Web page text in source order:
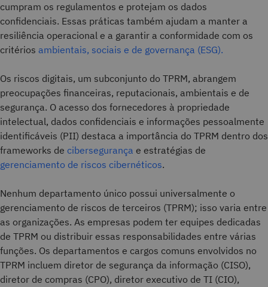
cumpram os regulamentos e protejam os dados
confidenciais. Essas práticas também ajudam a manter a
resiliência operacional e a garantir a conformidade com os
critérios ambientais, sociais e de governança (ESG).
Os riscos digitais, um subconjunto do TPRM, abrangem
preocupações financeiras, reputacionais, ambientais e de
segurança. O acesso dos fornecedores à propriedade
intelectual, dados confidenciais e informações pessoalmente
identificáveis (PII) destaca a importância do TPRM dentro dos
frameworks de cibersegurança e estratégias de
gerenciamento de riscos cibernéticos.
Nenhum departamento único possui universalmente o
gerenciamento de riscos de terceiros (TPRM); isso varia entre
as organizações. As empresas podem ter equipes dedicadas
de TPRM ou distribuir essas responsabilidades entre várias
funções. Os departamentos e cargos comuns envolvidos no
TPRM incluem diretor de segurança da informação (CISO),
diretor de compras (CPO), diretor executivo de TI (CIO),